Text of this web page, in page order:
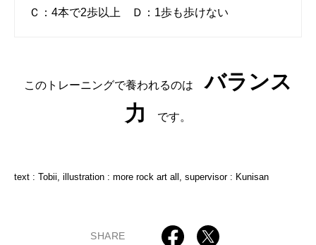
Ｃ：4本で2歩以上 Ｄ：1歩も歩けない
このトレーニングで養われるのはバランス
力
です。
text : Tobii, illustration : more rock art all, supervisor : Kunisan
SHARE